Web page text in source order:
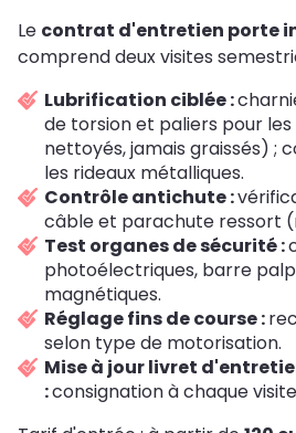
Le contrat d'entretien porte
comprend deux visites
Lubrification ciblée :
de torsion et paliers pour
nettoyés, jamais graissés) ;
les rideaux métalliques.
Contrôle antichute :
câble et parachute ressort
Test organes de sécurité :
photoélectriques, barre
magnétiques.
Réglage fins de course :
selon type de motorisation.
Mise à jour livret
:consignation à chaque